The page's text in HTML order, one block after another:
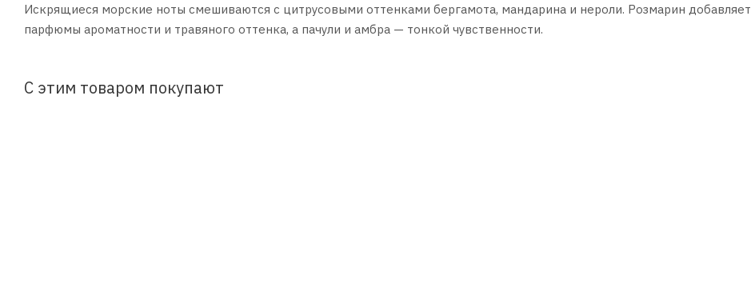
Искрящиеся морские ноты смешиваются с цитрусовыми оттенками бергамота, мандарина и нероли. Розмарин добавляет
парфюмы ароматности и травяного оттенка, а пачули и амбра — тонкой чувственности.
С этим товаром покупают